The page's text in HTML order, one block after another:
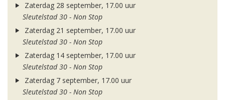
Zaterdag 28 september, 17.00 uur
Sleutelstad 30 - Non Stop
Zaterdag 21 september, 17.00 uur
Sleutelstad 30 - Non Stop
Zaterdag 14 september, 17.00 uur
Sleutelstad 30 - Non Stop
Zaterdag 7 september, 17.00 uur
Sleutelstad 30 - Non Stop